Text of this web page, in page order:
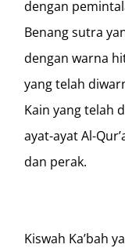
dengan
Benang sutra
dengan warna
yang telah
Kain yang telah
ayat-ayat Al-
dan perak.
Kiswah Ka’bah